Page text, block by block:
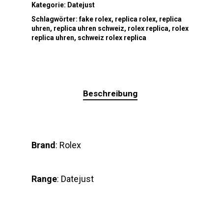
Kategorie: Datejust
Schlagwörter:fake rolex, replica rolex, replica
uhren, replica uhren schweiz, rolex replica, rolex
replica uhren, schweiz rolex replica
Beschreibung
Brand: Rolex
Range: Datejust